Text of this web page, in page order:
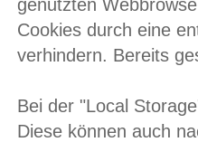
genutzten
Cookies durch eine
verhindern. Bereits
Bei der "Local
Diese können auch